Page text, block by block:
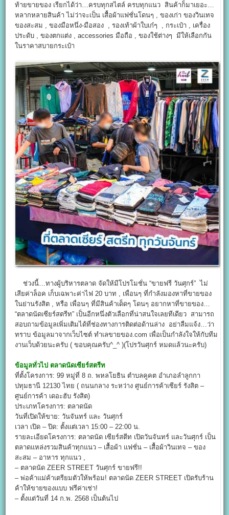
ท้ายขายของ เรียกได้ว่า…ครบทุกสไตล์ ครบทุกแนว สินค้าก็มาเยอะ…
หลากหลายสินค้า ไม่ว่าจะเป็น เสื้อผ้าแฟชั่นโดนๆ , ของเก่า ของวินเทจ
ของสะสม , ของมือหนึ่ง-มือสอง , รองเท้าผ้าใบเก๋ๆ , กระเป๋า , เครื่อง
ประดับ , ของตกแต่ง , accessories มือถือ , ของใช้ต่างๆ มีให้เลือกกัน
ในราคาสบายกระเป๋า
ช่วงนี้…ทางผู้บริหารตลาด จัดให้มีโปรโมชั่น “ขายฟรี วันศุกร์” ไม่
เสียค่าล็อค เก็บเฉพาะค่าไฟ 20 บาท , เพื่อนๆ ที่กำลังมองหาที่ขายของ
ในย่านรังสิต , หรือ เพื่อนๆ ที่มีสินค้าเด็ดๆ โดนๆ อยากหาที่ขายของ…
“ตลาดนัดเซียร์สตรีท” เป็นอีกหนึ่งตัวเลือกที่น่าสนใจเลยทีเดียว สามารถ
สอบถามข้อมูลเพิ่มเติมได้ที่ช่องทางการติดต่อด้านล่าง อย่าลืมแจ้ง…ว่า
ทราบ ข้อมูลมาจากเว็บไซต์ ทำเลขายของ.com เพื่อเป็นกำลังใจให้กับทีม
งานเว็บด้วยนะครับ ( ขอบคุณครับ^_^ )(โปรวันศุกร์ หมดแล้วนะครับ)
ข้อมูลทั่วไป ตลาดนัดเซียร์สตรีท
ที่ตั้งโครงการ: 99 หมู่ที่ 8 ถ. พหลโยธิน ตำบลคูคต อำเภอลำลูกกา
ปทุมธานี 12130 ไทย ( ถนนกลาง ระหว่าง ศูนย์การค้าเซียร์ รังสิต –
ศูนย์การค้า เดอะฮับ รังสิต)
ประเภทโครงการ: ตลาดนัด
วันที่เปิดให้ขาย: วันจันทร์ และ วันศุกร์
เวลา เปิด – ปิด: ตั้งแต่เวลา 15:00 – 22:00 น.
รายละเอียดโครงการ: ตลาดนัด เซียร์สตีท เปิดวันจันทร์ และวันศุกร์ เป็น
ตลาดแหล่งรวมสินค้าทุกแนว – เสื้อผ้า แฟชั่น – เสื้อผ้าวินเทจ – ของ
สะสม – อาหาร ทุกแนว ,
– ตลาดนัด ZEER STREET วันศุกร์ ขายฟรี!!
– พ่อค้าแม่ค้าเตรียมตัวให้พร้อม! ตลาดนัด ZEER STREET เปิดรับร้าน
ค้าให้ขายของแบบ ฟรีค่าเช่า!
– ตั้งแต่วันที่ 14 ก.พ. 2568 เป็นต้นไป